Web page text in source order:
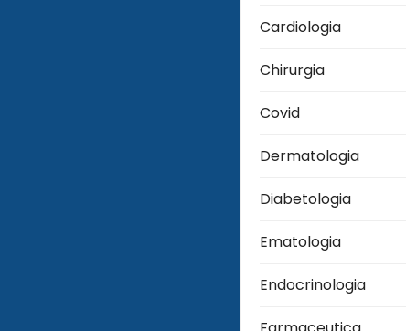
Cardiologia
Chirurgia
Covid
Dermatologia
Diabetologia
Ematologia
Endocrinologia